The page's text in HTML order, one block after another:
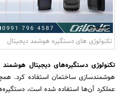
تکنولوژی های دستگیره هوشمد دیجیتال
تکنولوژی دستگیره‌های دیجیتال هوشمند
هوشمند‌سازی ساختمان استفاده کرد.
عملکرد آن‌ها استفاده شده است،